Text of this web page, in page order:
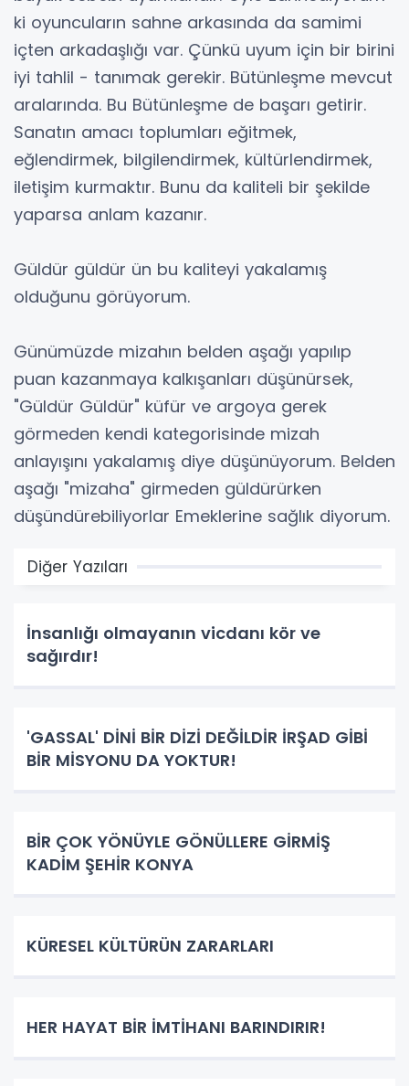
ki oyuncuların sahne arkasında da samimi
içten arkadaşlığı var. Çünkü uyum için bir birini
iyi tahlil - tanımak gerekir. Bütünleşme mevcut
aralarında. Bu Bütünleşme de başarı getirir.
Sanatın amacı toplumları eğitmek,
eğlendirmek, bilgilendirmek, kültürlendirmek,
iletişim kurmaktır. Bunu da kaliteli bir şekilde
yaparsa anlam kazanır.
Güldür güldür ün bu kaliteyi yakalamış
olduğunu görüyorum.
Günümüzde mizahın belden aşağı yapılıp
puan kazanmaya kalkışanları düşünürsek,
"Güldür Güldür" küfür ve argoya gerek
görmeden kendi kategorisinde mizah
anlayışını yakalamış diye düşünüyorum. Belden
aşağı "mizaha" girmeden güldürürken
düşündürebiliyorlar Emeklerine sağlık diyorum.
Diğer Yazıları
İnsanlığı olmayanın vicdanı kör ve
sağırdır!
'GASSAL' DİNİ BİR DİZİ DEĞİLDİR İRŞAD GİBİ
BİR MİSYONU DA YOKTUR!
BİR ÇOK YÖNÜYLE GÖNÜLLERE GİRMİŞ
KADİM ŞEHİR KONYA
KÜRESEL KÜLTÜRÜN ZARARLARI
HER HAYAT BİR İMTİHANI BARINDIRIR!